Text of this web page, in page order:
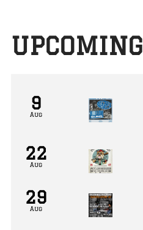
UPCOMING
9
Aug
22
Aug
29
Aug